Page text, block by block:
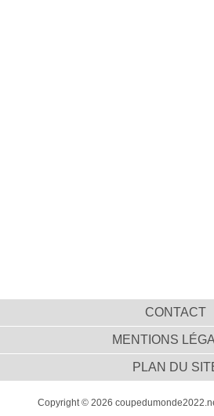
CONTACT
MENTIONS
PLAN DU
Copyright © 2026